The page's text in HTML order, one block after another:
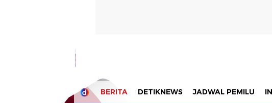
BERITA DETIKNEWS JADWAL PEMILU